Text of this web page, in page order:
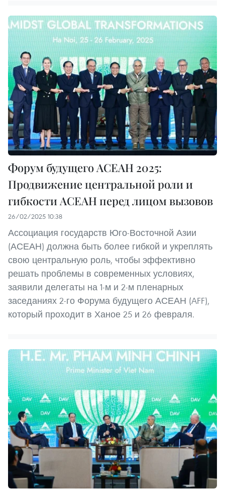
Форум будущего АСЕАН 2025:
Продвижение центральной роли и
гибкости АСЕАН перед лицом вызовов
26/02/2025 10:38
Ассоциация государств Юго-Восточной Азии
(АСЕАН) должна быть более гибкой и укреплять
свою центральную роль, чтобы эффективно
решать проблемы в современных условиях,
заявили делегаты на 1-м и 2-м пленарных
заседаниях 2-го Форума будущего АСЕАН (AFF),
который проходит в Ханое 25 и 26 февраля.